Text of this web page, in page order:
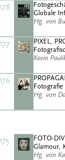
178
Globale
Hg. von
177
PIXEL,
Kevin
176
Hg. von
175
FOTO-
Glamour,
Hg. von